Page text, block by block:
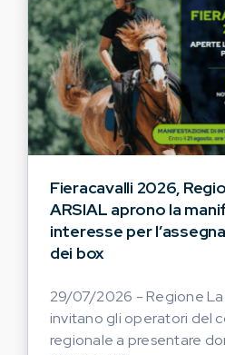
Fieracavalli 2026,
ARSIAL aprono la
interesse per
dei box
29/07/2026 - Regione
invitano gli operatori del
regionale a presentare